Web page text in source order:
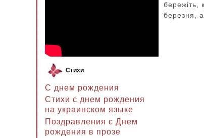
Стихи
С днем рождения
Стихи с днем рождения
на украинском языке
Поздравления с Днем
рождения в прозе
бережіть,
березня,